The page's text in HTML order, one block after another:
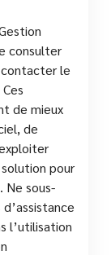
consulter
le
de mieux
de
pour
sous-
l’utilisation